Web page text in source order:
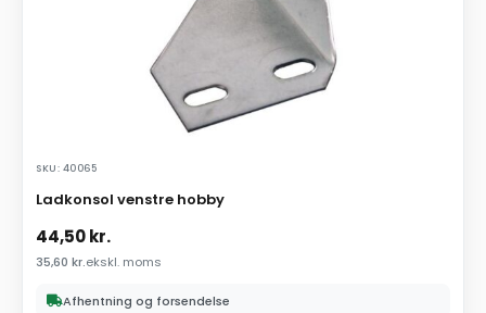
SKU: 40065
Ladkonsol venstre hobby
44,50kr.
35,60 kr.ekskl. moms
Afhentning og forsendelse